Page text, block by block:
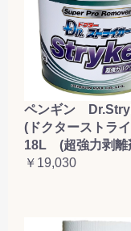
ペンギン
(ドクターストラ
18L (超強力剥離
￥19,030